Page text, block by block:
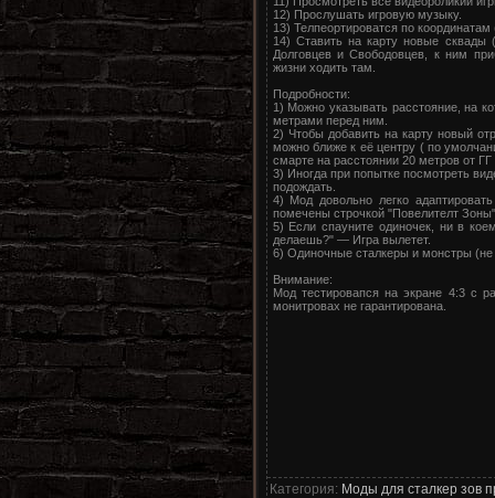
12) Прослушать игровую музыку.
13) Телпеортироватся по
14) Ставить на карту новые сквады
Долговцев и Свободовцев, к ним
жизни ходить там.
Подробности:
1) Можно указывать расстояние, на
метрами перед ним.
2) Чтобы добавить на карту новый
можно ближе к её центру ( по
смарте на расстоянии 20 метров от ГГ
3) Иногда при попытке посмотреть
подождать.
4) Мод довольно легко
помечены строчкой "Повелителт Зоны"
5) Если спауните одиночек, ни в
делаешь?" — Игра вылетет.
6) Одиночные сталкеры и монстры
Внимание:
Мод тестировапся на экране 4:3 с
монитровах не гарантирована.
Категория: Моды для сталкер зов